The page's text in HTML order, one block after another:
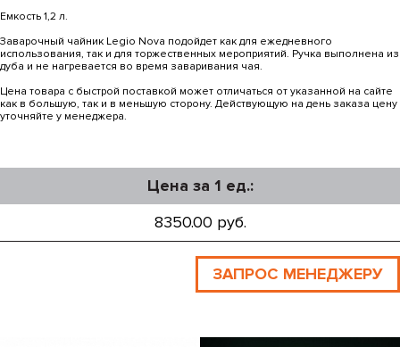
Емкость 1,2 л.
Заварочный чайник Legio Nova подойдет как для ежедневного
использования, так и для торжественных мероприятий. Ручка выполнена из
дуба и не нагревается во время заваривания чая.
Цена товара с быстрой поставкой может отличаться от указанной на сайте
как в большую, так и в меньшую сторону. Действующую на день заказа цену
уточняйте у менеджера.
Цена за 1 ед.:
8350.00 руб.
ЗАПРОС МЕНЕДЖЕРУ